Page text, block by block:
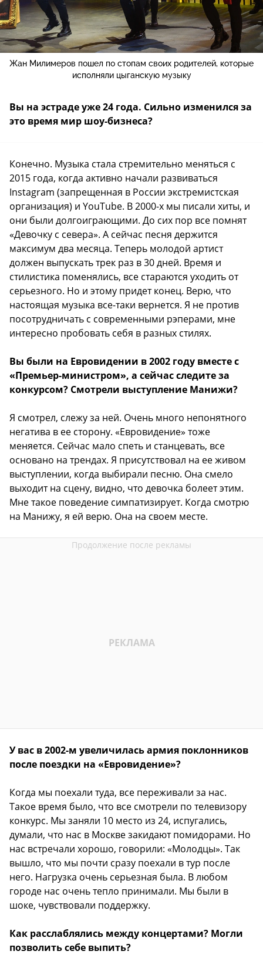
Жан Милимеров пошел по стопам своих родителей, которые
исполняли цыганскую музыку
Вы на эстраде уже 24 года. Сильно изменился за
это время мир шоу-бизнеса?
Конечно. Музыка стала стремительно меняться с
2015 года, когда активно начали развиваться
Instagram (запрещенная в России экстремистская
организация) и YouTube. В 2000-х мы писали хиты, и
они были долгоиграющими. До сих пор все помнят
«Девочку с севера». А сейчас песня держится
максимум два месяца. Теперь молодой артист
должен выпускать трек раз в 30 дней. Время и
стилистика поменялись, все стараются уходить от
серьезного. Но и этому придет конец. Верю, что
настоящая музыка все-таки вернется. Я не против
посотрудничать с современными рэперами, мне
интересно пробовать себя в разных стилях.
Вы были на Евровидении в 2002 году вместе с
«Премьер-министром», а сейчас следите за
конкурсом? Смотрели выступление Манижи?
Я смотрел, слежу за ней. Очень много непонятного
негатива в ее сторону. «Евровидение» тоже
меняется. Сейчас мало спеть и станцевать, все
основано на трендах. Я присутствовал на ее живом
выступлении, когда выбирали песню. Она смело
выходит на сцену, видно, что девочка болеет этим.
Мне такое поведение симпатизирует. Когда смотрю
на Манижу, я ей верю. Она на своем месте.
У вас в 2002-м увеличилась армия поклонников
после поездки на «Евровидение»?
Когда мы поехали туда, все переживали за нас.
Такое время было, что все смотрели по телевизору
конкурс. Мы заняли 10 место из 24, испугались,
думали, что нас в Москве закидают помидорами. Но
нас встречали хорошо, говорили: «Молодцы». Так
вышло, что мы почти сразу поехали в тур после
него. Нагрузка очень серьезная была. В любом
городе нас очень тепло принимали. Мы были в
шоке, чувствовали поддержку.
Как расслаблялись между концертами? Могли
позволить себе выпить?